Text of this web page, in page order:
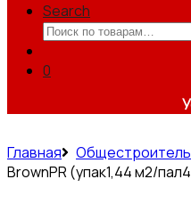
Search
Искать:
0
Главная
BrownPR (упак1,44 м2/